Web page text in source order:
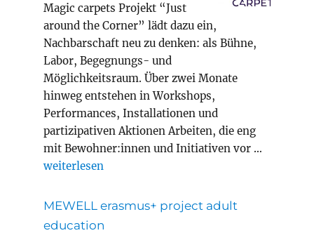
Magic carpets Projekt “Just
around the Corner” lädt dazu ein,
Nachbarschaft neu zu denken: als Bühne,
Labor, Begegnungs- und
Möglichkeitsraum. Über zwei Monate
hinweg entstehen in Workshops,
Performances, Installationen und
partizipativen Aktionen Arbeiten, die eng
mit Bewohner:innen und Initiativen vor …
„Magic Carpets Year 8 in Innsbruck“
weiterlesen
MEWELL erasmus+ project adult
education